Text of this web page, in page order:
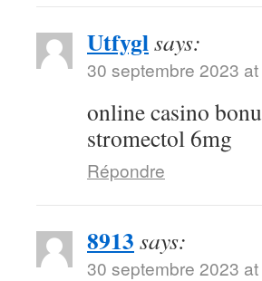
Utfyglsays:
30 septembre 2023
online casino
stromectol 6mg
Répondre
8913 says:
30 septembre 2023